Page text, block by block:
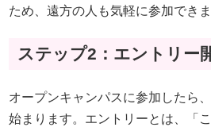
ため、遠方の人も気軽に参加できま
ステップ2：エントリー
オープンキャンパスに参加したら
始まります。エントリーとは、「